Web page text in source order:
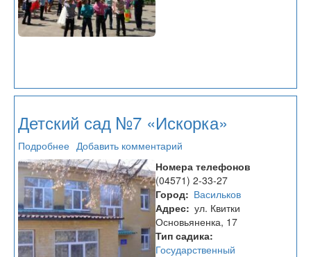
Детский сад №7 «Искорка»
Подробнее
Детский
сад
№7
«Искорка»
Добавить комментарий
Номера телефонов
(04571) 2-33-27
Город
Васильков
Адрес ул. Квитки
Основьяненка, 17
Тип садика
Государственный